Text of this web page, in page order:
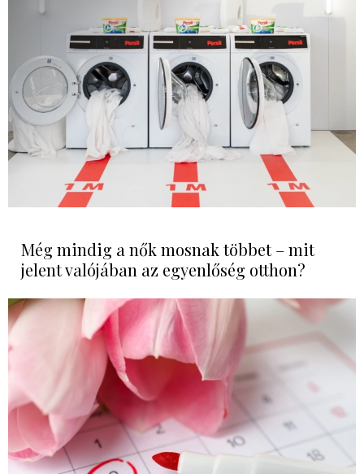
Még mindig a nők mosnak többet – mit
jelent valójában az egyenlőség otthon?